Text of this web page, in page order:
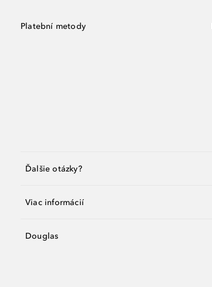
Platební metody
Ďalšie otázky?
Viac informácií
Douglas